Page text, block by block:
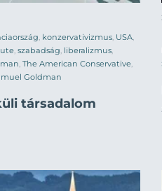
konzervativizmus USA
szabadság liberalizmus
The American Conservative
Goldman
társadalom